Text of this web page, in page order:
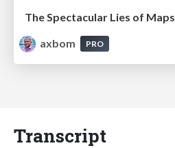
The Spectacular Lies of Maps
axbom
PRO
Transcript